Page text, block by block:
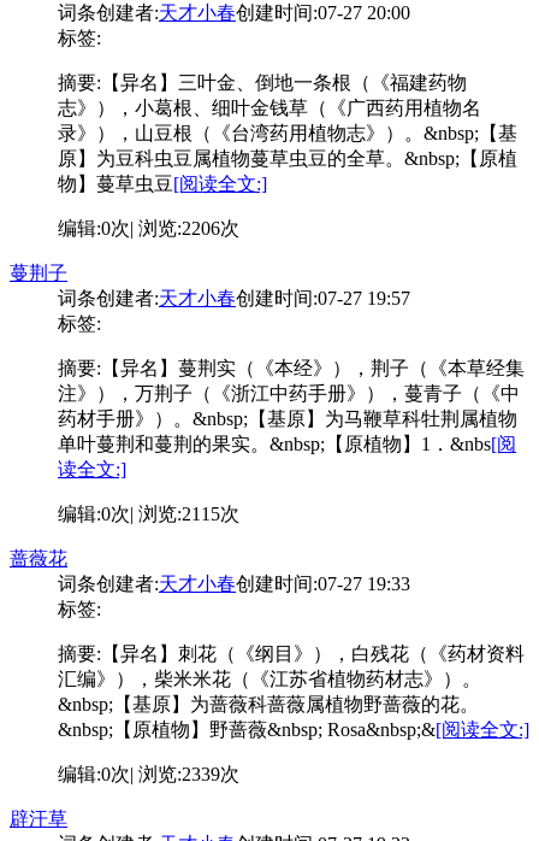
词条创建者:天才小春创建时间:07-27 20:00
标签:
摘要: 【异名】三叶金、倒地一条根（《福建药物
志》），小葛根、细叶金钱草（《广西药用植物名
录》），山豆根（《台湾药用植物志》）。&nbsp;【基
原】为豆科虫豆属植物蔓草虫豆的全草。&nbsp;【原植
物】蔓草虫豆[阅读全文:]
编辑:0次| 浏览:2206次
蔓荆子
词条创建者:天才小春创建时间:07-27 19:57
标签:
摘要: 【异名】蔓荆实（《本经》），荆子（《本草经集
注》），万荆子（《浙江中药手册》），蔓青子（《中
药材手册》）。&nbsp;【基原】为马鞭草科牡荆属植物
单叶蔓荆和蔓荆的果实。&nbsp;【原植物】1．&nbs[阅
读全文:]
编辑:0次| 浏览:2115次
蔷薇花
词条创建者:天才小春创建时间:07-27 19:33
标签:
摘要: 【异名】刺花（《纲目》），白残花（《药材资料
汇编》），柴米米花（《江苏省植物药材志》）。
&nbsp;【基原】为蔷薇科蔷薇属植物野蔷薇的花。
&nbsp;【原植物】野蔷薇&nbsp; Rosa&nbsp;&[阅读全文:]
编辑:0次| 浏览:2339次
辟汗草